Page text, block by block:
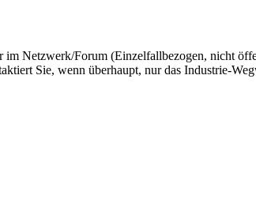
im Netzwerk/Forum (Einzelfallbezogen, nicht
Sie, wenn überhaupt, nur das Industrie-